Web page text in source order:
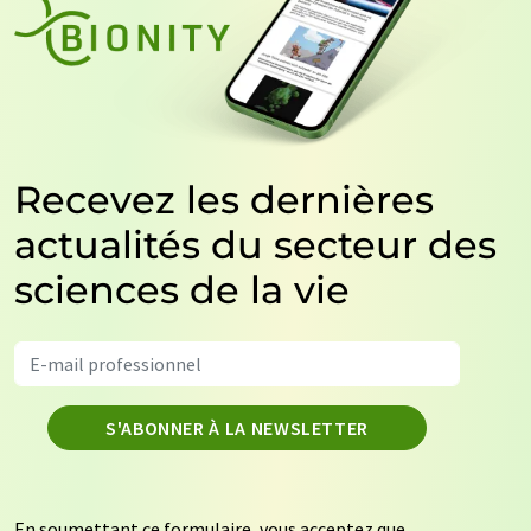
Recevez les dernières
actualités du secteur des
sciences de la vie
S'ABONNER À LA NEWSLETTER